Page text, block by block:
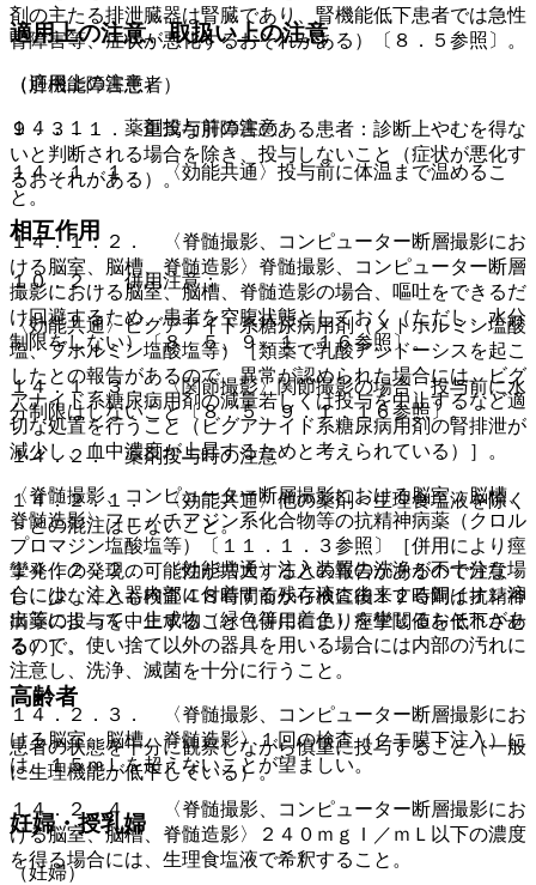
適用上の注意、取扱い上の注意
（適用上の注意）
１４．１． 薬剤投与前の注意
１４．１．１． 〈効能共通〉投与前に体温まで温めるこ
と。
１４．１．２． 〈脊髄撮影、コンピューター断層撮影にお
ける脳室、脳槽、脊髄造影〉脊髄撮影、コンピューター断層
撮影における脳室、脳槽、脊髄造影の場合、嘔吐をできるだ
け回避するため、患者を空腹状態としておく（ただし、水分
制限をしない）〔８．５、９．１．１６参照〕。
１４．１．３． 〈関節撮影〉関節撮影の場合、投与前に水
分制限はしないこと〔８．５、９．１．１６参照〕。
１４．２． 薬剤投与時の注意
１４．２．１． 〈効能共通〉他の薬剤＜生理食塩液を除く
＞との混注はしないこと。
１４．２．２． 〈効能共通〉注入装置の洗浄が不十分な場
合には、注入器内部に付着する残存液に由来する銅イオン溶
出等によって、生成物（緑色等に着色）を生じるおそれがあ
るので、使い捨て以外の器具を用いる場合には内部の汚れに
注意し、洗浄、滅菌を十分に行うこと。
１４．２．３． 〈脊髄撮影、コンピューター断層撮影にお
ける脳室、脳槽、脊髄造影〉１回の検査（クモ膜下注入）に
は、１５ｍＬを超えないことが望ましい。
１４．２．４． 〈脊髄撮影、コンピューター断層撮影にお
ける脳室、脳槽、脊髄造影〉２４０ｍｇＩ／ｍＬ以下の濃度
を得る場合には、生理食塩液で希釈すること。
剤の主たる排泄臓器は腎臓であり、腎機能低下患者では急性
腎障害等、症状が悪化するおそれがある）〔８．５参照〕。
（肝機能障害患者）
９．３．１． 重篤な肝障害のある患者：診断上やむを得な
いと判断される場合を除き、投与しないこと（症状が悪化す
るおそれがある）。
相互作用
１０．２． 併用注意：
〈効能共通〉ビグアナイド系糖尿病用剤（メトホルミン塩酸
塩、ブホルミン塩酸塩等）［類薬で乳酸アシドーシスを起こ
したとの報告があるので、異常が認められた場合には、ビグ
アナイド系糖尿病用剤の減量若しくは投与を中止するなど適
切な処置を行うこと（ビグアナイド系糖尿病用剤の腎排泄が
減少し、血中濃度が上昇するためと考えられている）］。
〈脊髄撮影、コンピューター断層撮影における脳室、脳槽、
脊髄造影〉フェノチアジン系化合物等の抗精神病薬（クロル
プロマジン塩酸塩等）〔１１．１．３参照〕［併用により痙
攣発作の発現の可能性が増大するとの報告があるので注意
し、少なくとも検査４８時間前から検査後１２時間は抗精神
病薬の投与を中止すること（併用により痙攣閾値を低下させ
る）］。
高齢者
患者の状態を十分に観察しながら慎重に投与すること（一般
に生理機能が低下している）。
妊婦・授乳婦
（妊婦）